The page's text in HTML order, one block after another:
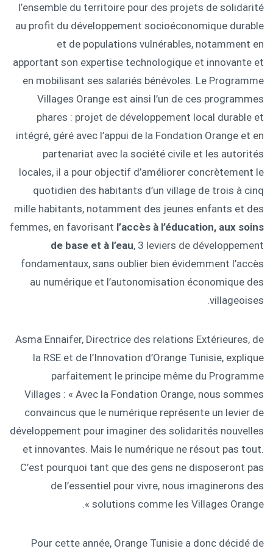
l’ensemble du territoire pour des projets de solidarité
au profit du développement socioéconomique durable
et de populations vulnérables, notamment en
apportant son expertise technologique et innovante et
en mobilisant ses salariés bénévoles. Le Programme
Villages Orange est ainsi l’un de ces programmes
phares : projet de développement local durable et
intégré, géré avec l’appui de la Fondation Orange et en
partenariat avec la société civile et les autorités
locales, il a pour objectif d’améliorer concrètement le
quotidien des habitants d’un village de trois à cinq
mille habitants, notamment des jeunes enfants et des
femmes, en favorisant l’accès à l’éducation, aux soins
de base et à l’eau, 3 leviers de développement
fondamentaux, sans oublier bien évidemment l’accès
au numérique et l’autonomisation économique des
villageoises.
Asma Ennaifer, Directrice des relations Extérieures, de
la RSE et de l’Innovation d’Orange Tunisie, explique
parfaitement le principe même du Programme
Villages : « Avec la Fondation Orange, nous sommes
convaincus que le numérique représente un levier de
développement pour imaginer des solidarités nouvelles
et innovantes. Mais le numérique ne résout pas tout.
C’est pourquoi tant que des gens ne disposeront pas
de l’essentiel pour vivre, nous imaginerons des
solutions comme les Villages Orange ».
Pour cette année, Orange Tunisie a donc décidé de